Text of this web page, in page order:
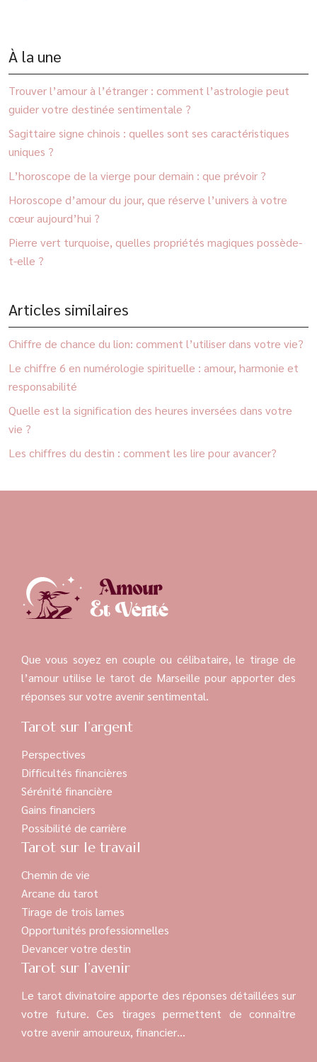
À la une
Trouver l’amour à l’étranger : comment l’astrologie peut
guider votre destinée sentimentale ?
Sagittaire signe chinois : quelles sont ses caractéristiques
uniques ?
L’horoscope de la vierge pour demain : que prévoir ?
Horoscope d’amour du jour, que réserve l’univers à votre
cœur aujourd’hui ?
Pierre vert turquoise, quelles propriétés magiques possède-
t-elle ?
Articles similaires
Chiffre de chance du lion: comment l’utiliser dans votre vie?
Le chiffre 6 en numérologie spirituelle : amour, harmonie et
responsabilité
Quelle est la signification des heures inversées dans votre
vie ?
Les chiffres du destin : comment les lire pour avancer?
Que vous soyez en couple ou célibataire, le tirage de
l’amour utilise le tarot de Marseille pour apporter des
réponses sur votre avenir sentimental.
Tarot sur l’argent
Perspectives
Difficultés financières
Sérénité financière
Gains financiers
Possibilité de carrière
Tarot sur le travail
Chemin de vie
Arcane du tarot
Tirage de trois lames
Opportunités professionnelles
Devancer votre destin
Tarot sur l’avenir
Le tarot divinatoire apporte des réponses détaillées sur
votre future. Ces tirages permettent de connaître
votre avenir amoureux, financier…